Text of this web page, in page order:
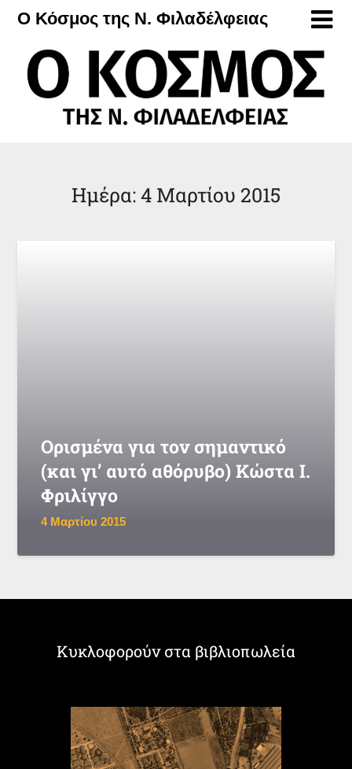
Μετάβαση
περιεχόμενο
Ο Κόσμος της Ν. Φιλαδέλφειας
Ημέρα:4 Μαρτίου 2015
Ορισμένα για τον σημαντικό
(και γι’ αυτό αθόρυβο) Κώστα Ι.
Φριλίγγο
4 Μαρτίου 2015
Κυκλοφορούν στα βιβλιοπωλεία